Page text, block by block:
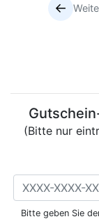
←
(Bitte nur
Gutschein-
(Bitte nur eintragen,
Bitte geben Sie